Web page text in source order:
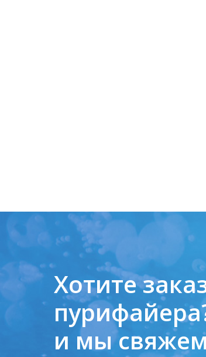
Хотите
и мы